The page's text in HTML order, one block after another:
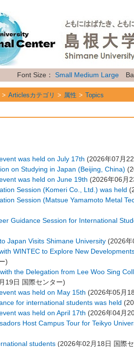
Font Size： Small Medium Large
Articlesカテゴリ 属性 Topics
was held on July 17th (2026年07月
on Studying in Japan (Beijing, China) (
was held on June 19th (2026年06月
Session (Komeri Co., Ltd.) was held (
Session (Matsue Yamamoto Metal
Guidance Session for International
Japan Visits Shimane University(2026年
WINTEC to Explore New
)
the Delegation from Lee Woo Sing
19日 国際センター)
was held on May 15th (2026年05月
for international students was held (
was held on April 17th (2026年04月
Host Campus Tour for Teikyo
students (2026年02月18日 国際